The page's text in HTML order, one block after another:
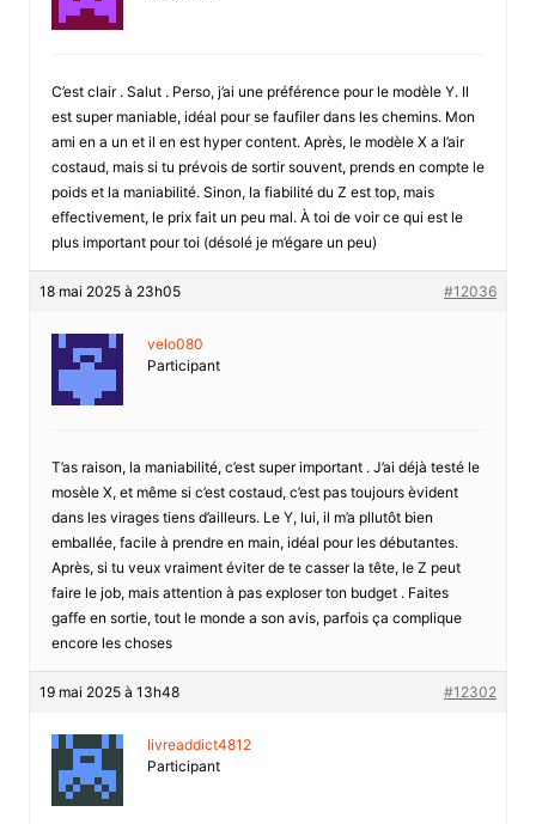
C’est clair . Salut . Perso, j’ai une préférence pour le modèle Y. Il
est super maniable, idéal pour se faufiler dans les chemins. Mon
ami en a un et il en est hyper content. Après, le modèle X a l’air
costaud, mais si tu prévois de sortir souvent, prends en compte le
poids et la maniabilité. Sinon, la fiabilité du Z est top, mais
effectivement, le prix fait un peu mal. À toi de voir ce qui est le
plus important pour toi (désolé je m’égare un peu)
18 mai 2025 à 23h05 #12036
velo080
Participant
T’as raison, la maniabilité, c’est super important . J’ai déjà testé le
mosèle X, et même si c’est costaud, c’est pas toujours èvident
dans les virages tiens d’ailleurs. Le Y, lui, il m’a pllutôt bien
emballée, facile à prendre en main, idéal pour les débutantes.
Après, si tu veux vraiment éviter de te casser la tête, le Z peut
faire le job, mais attention à pas exploser ton budget . Faites
gaffe en sortie, tout le monde a son avis, parfois ça complique
encore les choses
19 mai 2025 à 13h48 #12302
livreaddict4812
Participant